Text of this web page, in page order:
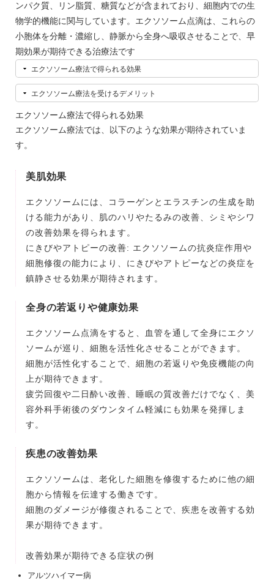
ンパク質、リン脂質、糖質などが含まれており、細胞内での生
物学的機能に関与しています。エクソソーム点滴は、これらの
小胞体を分離・濃縮し、静脈から全身へ吸収させることで、早
期効果が期待できる治療法です
エクソソーム療法で得られる効果
エクソソーム療法を受けるデメリット
エクソソーム療法で得られる効果
エクソソーム療法では、以下のような効果が期待されていま
す。
美肌効果
エクソソームには、コラーゲンとエラスチンの生成を助
ける能力があり、肌のハリやたるみの改善、シミやシワ
の改善効果を得られます。
にきびやアトピーの改善: エクソソームの抗炎症作用や
細胞修復の能力により、にきびやアトピーなどの炎症を
鎮静させる効果が期待されます。
全身の若返りや健康効果
エクソソーム点滴をすると、血管を通して全身にエクソ
ソームが巡り、細胞を活性化させることができます。
細胞が活性化することで、細胞の若返りや免疫機能の向
上が期待できます。
疲労回復や二日酔い改善、睡眠の質改善だけでなく、美
容外科手術後のダウンタイム軽減にも効果を発揮しま
す。
疾患の改善効果
エクソソームは、老化した細胞を修復するために他の細
胞から情報を伝達する働きです。
細胞のダメージが修復されることで、疾患を改善する効
果が期待できます。
改善効果が期待できる症状の例
アルツハイマー病